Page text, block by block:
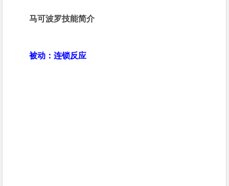
马可波罗技能简介
被动：连锁反应